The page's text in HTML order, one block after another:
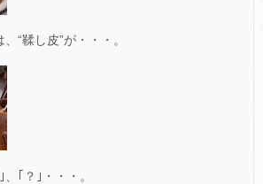
“鞣し皮”が・・・。
｢？｣・・・。